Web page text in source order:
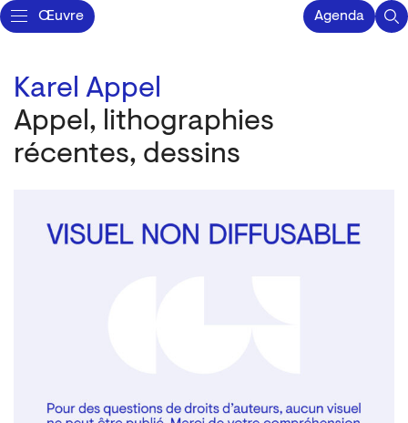
Œuvre Agenda
Karel Appel
Appel, lithographies
récentes, dessins